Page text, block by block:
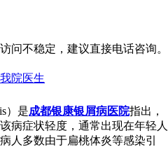
问不稳定，建议直接电话咨询。
院医生
）是成都银康银屑病医院指出，
病症状轻度，通常出现在年轻人
人多数由于扁桃体炎等感染引